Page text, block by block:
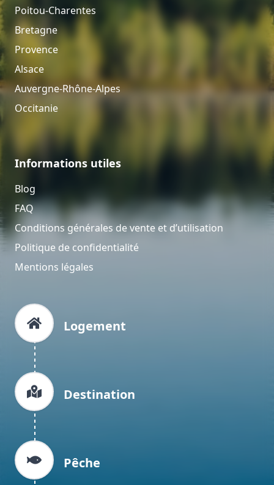
Poitou-Charentes
Bretagne
Provence
Alsace
Auvergne-Rhône-Alpes
Occitanie
Informations utiles
Blog
FAQ
Conditions générales de vente et d’utilisation
Politique de confidentialité
Mentions légales
Logement
Destination
Pêche